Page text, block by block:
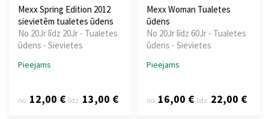
Mexx Spring Edition 2012
sievietēm tualetes ūdens
No 20Jr līdz 20Jr - Tualetes
ūdens - Sievietes
Pieejams
no 12,00 € līdz 13,00 €
Mexx Woman Tualetes
ūdens
No 20Jr līdz 60Jr - Tualetes
ūdens - Sievietes
Pieejams
no 16,00 € līdz 22,00 €